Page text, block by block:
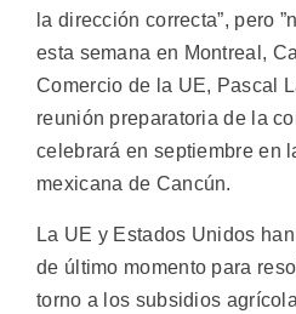
la dirección correcta”, pero
esta semana en Montreal,
Comercio de la UE, Pascal
reunión preparatoria de la
celebrará en septiembre en
mexicana de Cancún.
La UE y Estados Unidos
de último momento para
torno a los subsidios